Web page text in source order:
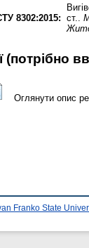
8302:2015: ст..
​​(потрібно
Оглянути опис
Franko State